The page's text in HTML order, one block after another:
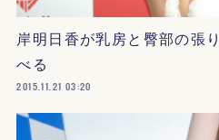
岸明日香が乳房と臀部の張
べる
2015.11.21 03:20